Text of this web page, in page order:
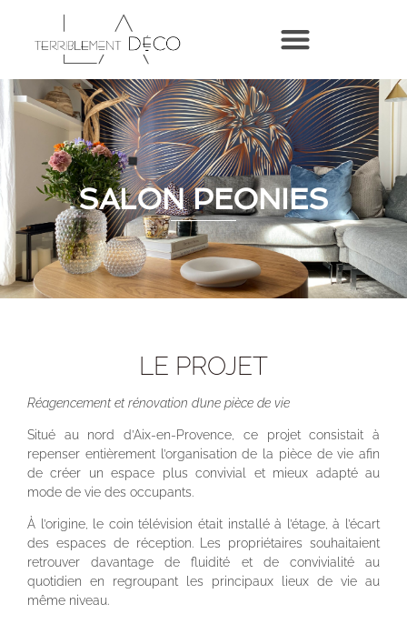
SALON PEONIES
LE PROJET
Réagencement et rénovation d’une pièce de vie
Situé au nord d’Aix-en-Provence, ce projet consistait à
repenser entièrement l’organisation de la pièce de vie afin
de créer un espace plus convivial et mieux adapté au
mode de vie des occupants.
À l’origine, le coin télévision était installé à l’étage, à l’écart
des espaces de réception. Les propriétaires souhaitaient
retrouver davantage de fluidité et de convivialité au
quotidien en regroupant les principaux lieux de vie au
même niveau.